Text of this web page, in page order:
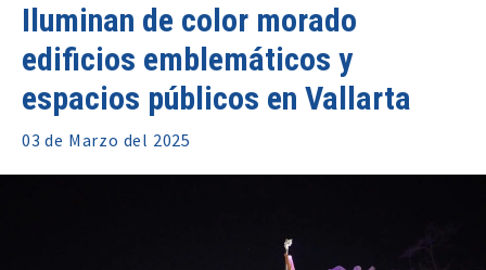
Iluminan de color morado
edificios emblemáticos y
espacios públicos en Vallarta
03 de Marzo del 2025